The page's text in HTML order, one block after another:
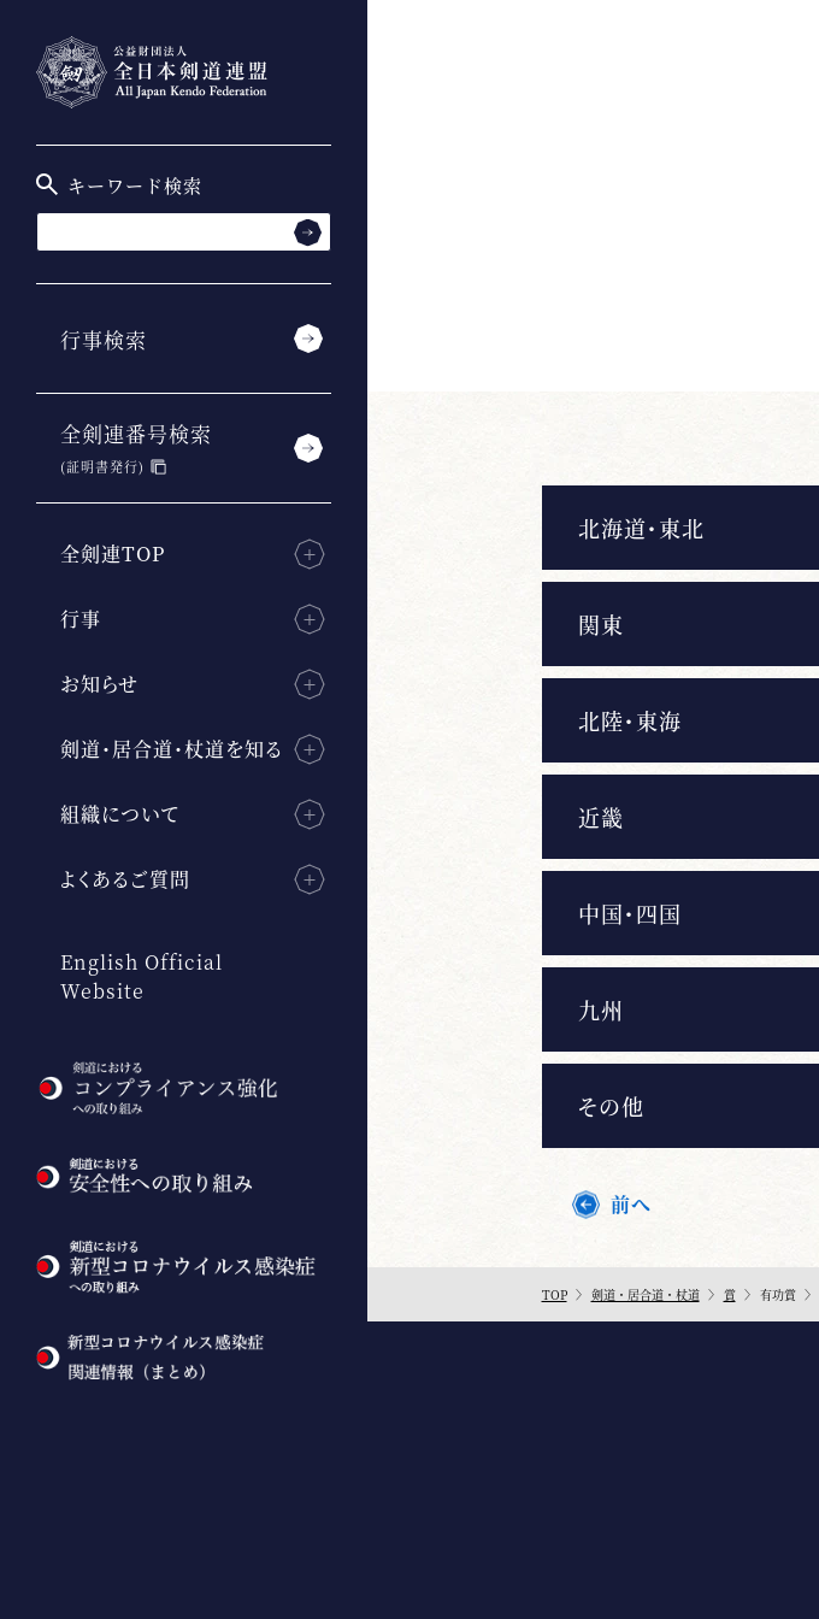
キーワード検索
行事検索
全剣連番号検索
(証明書発行)
全剣連TOP
行事
お知らせ
剣道・居合道・杖道を知る
組織について
よくあるご質問
English Official
Website
北海道・東北
関東
北陸・東海
近畿
中国・四国
九州
その他
前へ
TOP 剣道・居合道・杖道 賞 有功賞